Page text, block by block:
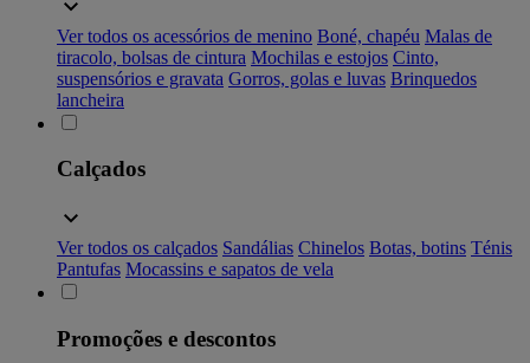
Ver todos os acessórios de menino Boné, chapéu Malas de
tiracolo, bolsas de cintura Mochilas e estojos Cinto,
suspensórios e gravata Gorros, golas e luvas Brinquedos
lancheira
Calçados
Ver todos os calçados Sandálias Chinelos Botas, botins Ténis
Pantufas Mocassins e sapatos de vela
Promoções e descontos